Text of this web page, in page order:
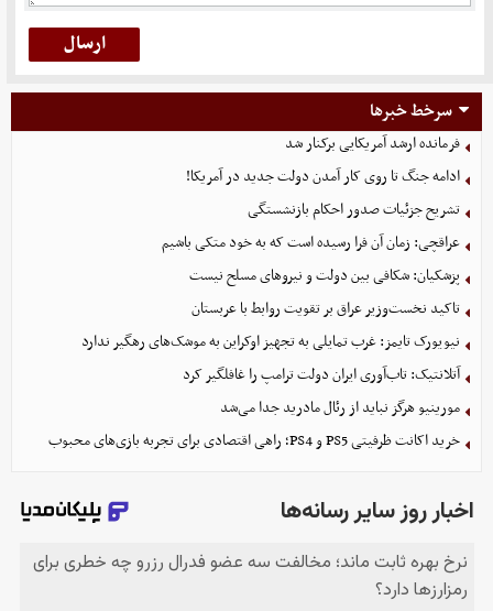
سرخط خبرها
فرمانده ارشد آمریکایی برکنار شد
ادامه جنگ تا روی کار آمدن دولت جدید در آمریکا!
تشریح جزئیات صدور احکام بازنشستگی
عراقچی: زمان آن فرا رسیده است که به خود متکی باشیم
پزشکیان: شکافی بین دولت و نیروهای مسلح نیست
تاکید نخست‌وزیر عراق بر تقویت روابط با عربستان
نیویورک تایمز: غرب تمایلی به تجهیز اوکراین به موشک‌های رهگیر ندارد
آتلانتیک: تاب‌آوری ایران دولت ترامپ را غافلگیر کرد
مورینیو هرگز نباید از رئال مادرید جدا می‌شد
خرید اکانت ظرفیتی PS5 و PS4؛ راهی اقتصادی برای تجربه بازی‌های محبوب